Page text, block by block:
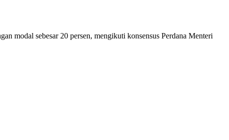
modal sebesar 20 persen, mengikuti konsensus Perdana Menteri